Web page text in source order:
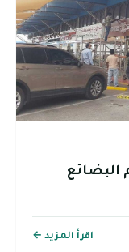
البضائع
اقرأ المزيد ←